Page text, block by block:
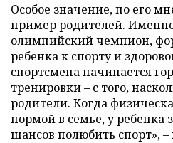
Особое значение, по его
пример родителей.
олимпийский чемпион,
ребенка к спорту и
спортсмена начинается
тренировки – с того,
родители. Когда
нормой в семье, у ребенка
шансов полюбить спорт», –